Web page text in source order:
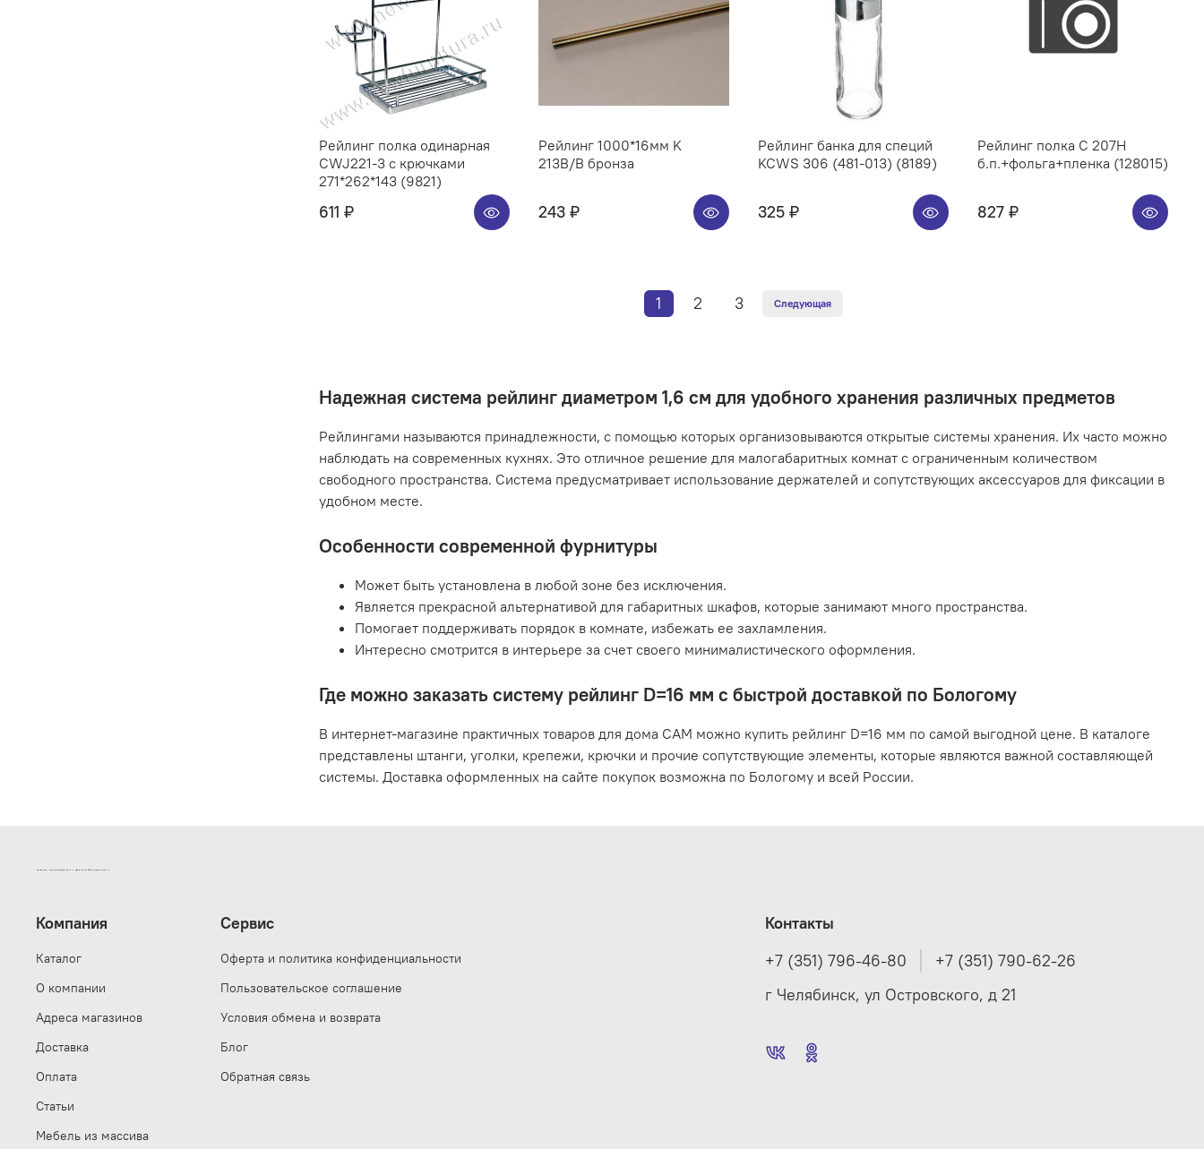
Рейлинг полка одинарная
CWJ221-3 с крючками
271*262*143 (9821)
611 ₽
Рейлинг 1000*16мм K
213B/B бронза
243 ₽
Рейлинг банка для специй
KCWS 306 (481-013) (8189)
325 ₽
Рейлинг полка C 207H
б.п.+фольга+пленка (128015)
827 ₽
1 2 3 Следующая
Надежная система рейлинг диаметром 1,6 см для удобного хранения различных предметов
Рейлингами называются принадлежности, с помощью которых организовываются открытые системы хранения. Их часто можно
наблюдать на современных кухнях. Это отличное решение для малогабаритных комнат с ограниченным количеством
свободного пространства. Система предусматривает использование держателей и сопутствующих аксессуаров для фиксации в
удобном месте.
Особенности современной фурнитуры
Может быть установлена в любой зоне без исключения.
Является прекрасной альтернативой для габаритных шкафов, которые занимают много пространства.
Помогает поддерживать порядок в комнате, избежать ее захламления.
Интересно смотрится в интерьере за счет своего минималистического оформления.
Где можно заказать систему рейлинг D=16 мм с быстрой доставкой по Бологому
В интернет-магазине практичных товаров для дома САМ можно купить рейлинг D=16 мм по самой выгодной цене. В каталоге
представлены штанги, уголки, крепежи, крючки и прочие сопутствующие элементы, которые являются важной составляющей
системы. Доставка оформленных на сайте покупок возможна по Бологому и всей России.
ИНТЕРНЕТ-МАГАЗИН ДВЕРНОЙ И МЕБЕЛЬНОЙ ФУРНИТУРЫ САМ
Компания
Каталог
О компании
Адреса магазинов
Доставка
Оплата
Статьи
Мебель из массива
Сервис
Оферта и политика конфиденциальности
Пользовательское соглашение
Условия обмена и возврата
Блог
Обратная связь
Контакты
+7 (351) 796-46-80
+7 (351) 790-62-26
г Челябинск, ул Островского, д 21